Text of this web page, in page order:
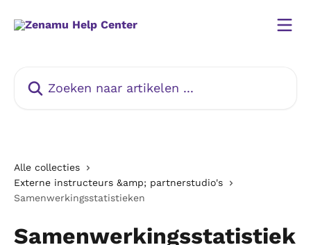
Alle collecties
Externe instructeurs &amp; partnerstudio's
Samenwerkingsstatistieken
Samenwerkingsstatistiek